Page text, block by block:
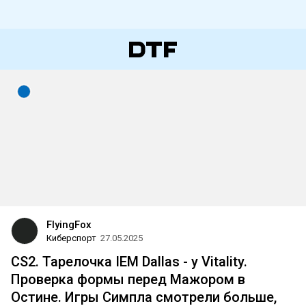
FlyingFox
Киберспорт 27.05.2025
CS2. Тарелочка IEM Dallas - у Vitality.
Проверка формы перед Мажором в
Остине. Игры Симпла смотрели больше,